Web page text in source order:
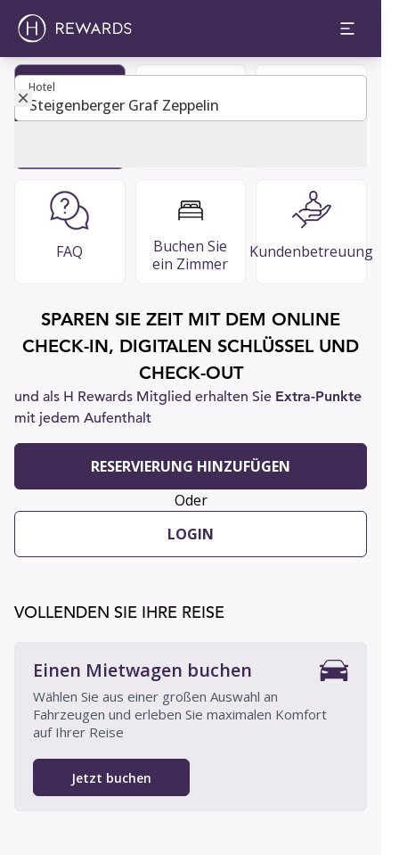
Hotel
Hotel
FAQ
Buchen Sie
ein Zimmer
Kundenbetreuung
SPAREN SIE ZEIT MIT DEM ONLINE
CHECK-IN, DIGITALEN SCHLÜSSEL UND
CHECK-OUT
und als H Rewards Mitglied erhalten Sie Extra-Punkte
mit jedem Aufenthalt
RESERVIERUNG HINZUFÜGEN
Oder
LOGIN
VOLLENDEN SIE IHRE REISE
Einen Mietwagen buchen
Wählen Sie aus einer großen Auswahl an
Fahrzeugen und erleben Sie maximalen Komfort
auf Ihrer Reise
Jetzt buchen